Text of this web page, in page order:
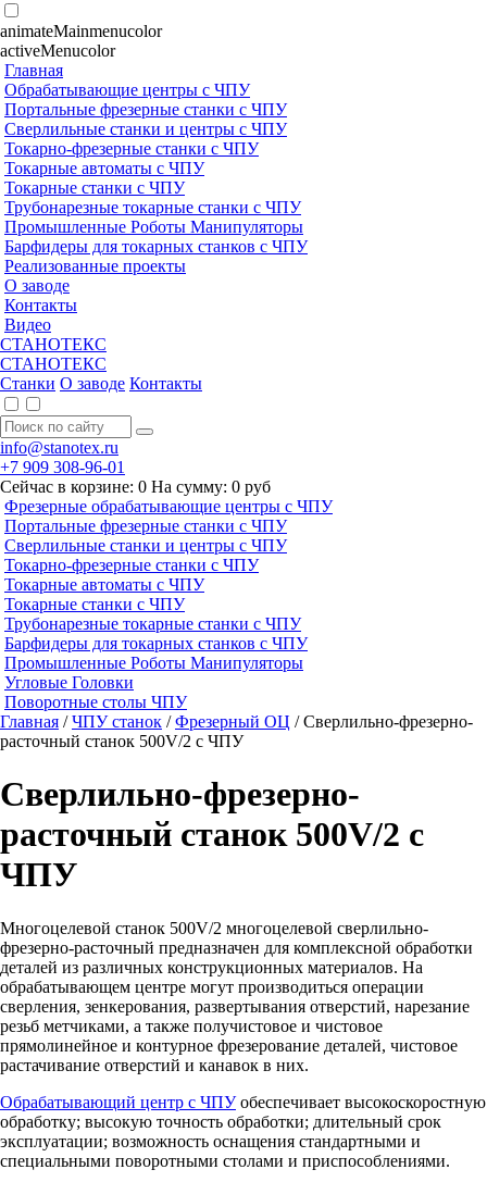
animateMainmenucolor
activeMenucolor
Главная
Обрабатывающие центры с ЧПУ
Портальные фрезерные станки с ЧПУ
Сверлильные станки и центры с ЧПУ
Токарно-фрезерные станки с ЧПУ
Токарные автоматы с ЧПУ
Токарные станки с ЧПУ
Трубонарезные токарные станки с ЧПУ
Промышленные Роботы Манипуляторы
Барфидеры для токарных станков с ЧПУ
Реализованные проекты
О заводе
Контакты
Видео
СТАНОТЕКС
СТАНОТЕКС
Станки О заводе Контакты
info@stanotex.ru
+7 909 308-96-01
Сейчас в корзине: 0 На сумму: 0 руб
Фрезерные обрабатывающие центры с ЧПУ
Портальные фрезерные станки с ЧПУ
Сверлильные станки и центры с ЧПУ
Токарно-фрезерные станки с ЧПУ
Токарные автоматы с ЧПУ
Токарные станки с ЧПУ
Трубонарезные токарные станки с ЧПУ
Барфидеры для токарных станков с ЧПУ
Промышленные Роботы Манипуляторы
Угловые Головки
Поворотные столы ЧПУ
Главная /ЧПУ станок /Фрезерный ОЦ / Сверлильно-фрезерно-
расточный станок 500V/2 с ЧПУ
Сверлильно-фрезерно-
расточный станок 500V/2 с
ЧПУ
Многоцелевой станок 500V/2 многоцелевой сверлильно-
фрезерно-расточный предназначен для комплексной обработки
деталей из различных конструкционных материалов. На
обрабатывающем центре могут производиться операции
сверления, зенкерования, развертывания отверстий, нарезание
резьб метчиками, а также получистовое и чистовое
прямолинейное и контурное фрезерование деталей, чистовое
растачивание отверстий и канавок в них.
Обрабатывающий центр с ЧПУобеспечивает высокоскоростную
обработку; высокую точность обработки; длительный срок
эксплуатации; возможность оснащения стандартными и
специальными поворотными столами и приспособлениями.